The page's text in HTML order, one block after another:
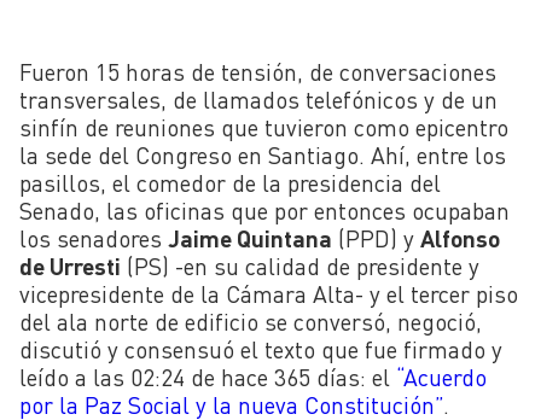
Fueron 15 horas de tensión, de conversaciones
transversales, de llamados telefónicos y de un
sinfín de reuniones que tuvieron como epicentro
la sede del Congreso en Santiago. Ahí, entre los
pasillos, el comedor de la presidencia del
Senado, las oficinas que por entonces ocupaban
los senadores Jaime Quintana (PPD) y Alfonso
de Urresti (PS) -en su calidad de presidente y
vicepresidente de la Cámara Alta- y el tercer piso
del ala norte de edificio se conversó, negoció,
discutió y consensuó el texto que fue firmado y
leído a las 02:24 de hace 365 días: el “Acuerdo
por la Paz Social y la nueva Constitución”.